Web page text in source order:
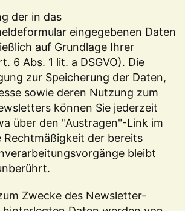
der in das
eingegebenen Daten
auf Grundlage Ihrer
6 Abs. 1 lit. a DSGVO). Die
zur Speicherung der Daten,
sowie deren Nutzung zum
können Sie jederzeit
über den "Austragen"-Link im
Rechtmäßigkeit der bereits
bleibt
Zwecke des Newsletter-